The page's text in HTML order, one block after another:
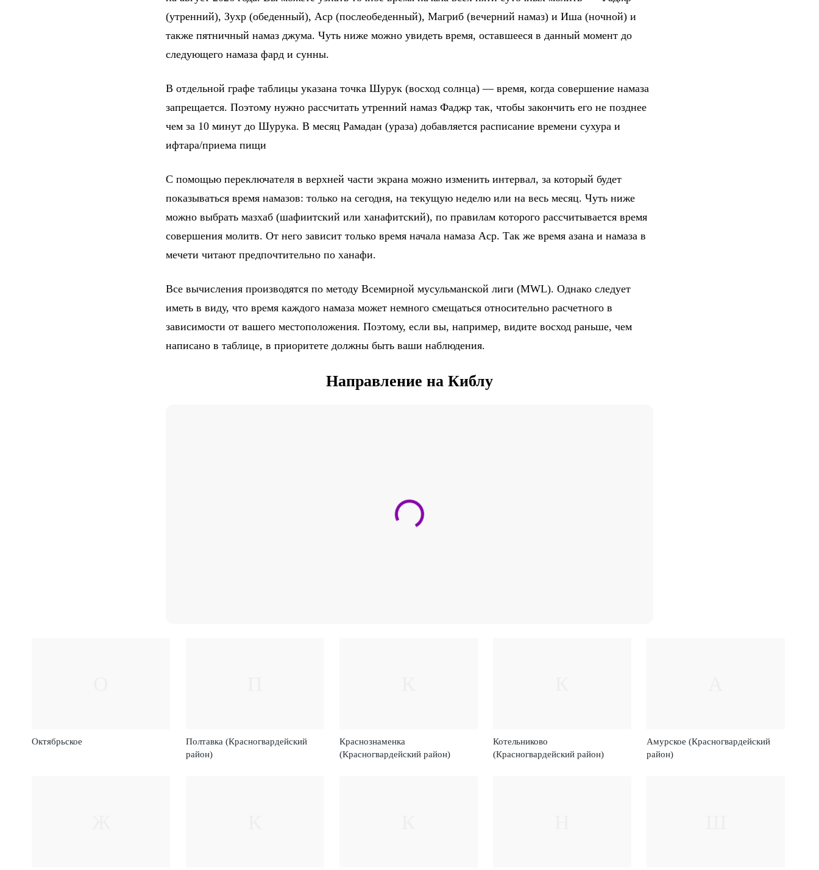
(утренний), Зухр (обеденный), Аср (послеобеденный), Магриб (вечерний намаз) и Иша (ночной) и
также пятничный намаз джума. Чуть ниже можно увидеть время, оставшееся в данный момент до
следующего намаза фард и сунны.
В отдельной графе таблицы указана точка Шурук (восход солнца) — время, когда совершение намаза
запрещается. Поэтому нужно рассчитать утренний намаз Фаджр так, чтобы закончить его не позднее
чем за 10 минут до Шурука. В месяц Рамадан (ураза) добавляется расписание времени сухура и
ифтара/приема пищи
С помощью переключателя в верхней части экрана можно изменить интервал, за который будет
показываться время намазов: только на сегодня, на текущую неделю или на весь месяц. Чуть ниже
можно выбрать мазхаб (шафиитский или ханафитский), по правилам которого рассчитывается время
совершения молитв. От него зависит только время начала намаза Аср. Так же время азана и намаза в
мечети читают предпочтительно по ханафи.
Все вычисления производятся по методу Всемирной мусульманской лиги (MWL). Однако следует
иметь в виду, что время каждого намаза может немного смещаться относительно расчетного в
зависимости от вашего местоположения. Поэтому, если вы, например, видите восход раньше, чем
написано в таблице, в приоритете должны быть ваши наблюдения.
Направление на Киблу
Октябрьское
Полтавка (Красногвардейский
район)
Краснознаменка
(Красногвардейский район)
Котельниково
(Красногвардейский район)
Амурское (Красногвардейский
район)